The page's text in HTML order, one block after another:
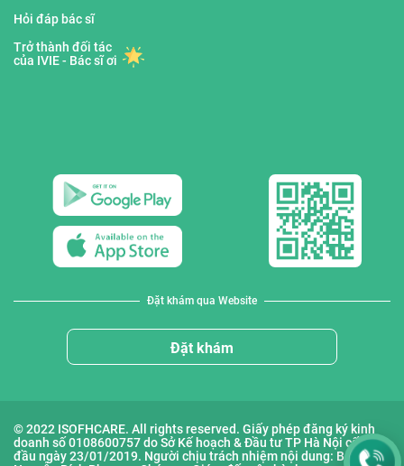
Hỏi đáp bác sĩ
Trở thành đối tác
của IVIE - Bác sĩ ơi
Đặt khám qua Website
Đặt khám
© 2022 ISOFHCARE. All rights reserved. Giấy phép đăng ký kinh
doanh số 0108600757 do Sở Kế hoạch & Đầu tư TP Hà Nội cấp lần
đầu ngày 23/01/2019. Người chịu trách nhiệm nội dung: Bà